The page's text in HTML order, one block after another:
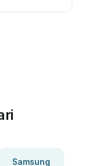
Samsung